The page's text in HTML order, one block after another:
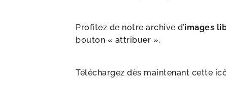
Profitez de notre archive d’images
bouton « attribuer ».
Téléchargez dès maintenant cette